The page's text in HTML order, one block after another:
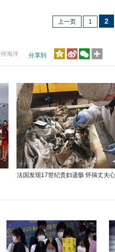
上一页 1 2
何海洋 分享到
法国发现17世纪贵妇遗骸 怀揣丈夫